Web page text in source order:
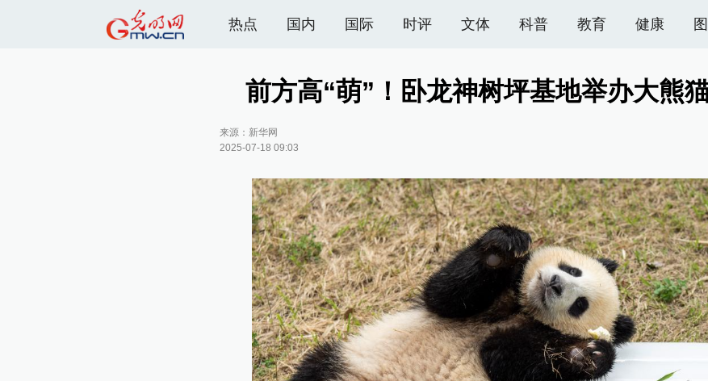
热点 国内 国际 时评 文体 科普 教育 健康
前方高“萌”！卧龙神树坪基地举办大熊
来源： 新华网
2025-07-18 09:03